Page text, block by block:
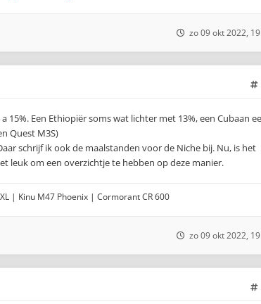
zo 09 okt 2022,
15%. Een Ethiopiër soms wat lichter met 13%, een Cubaan
Quest M3S)
schrijf ik ook de maalstanden voor de Niche bij. Nu, is het
leuk om een overzichtje te hebben op deze manier.
| Kinu M47 Phoenix | Cormorant CR 600
zo 09 okt 2022,